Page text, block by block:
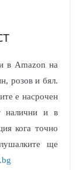
в Amazon на
розов и бял.
е насрочен
налични и в
кога точно
ще